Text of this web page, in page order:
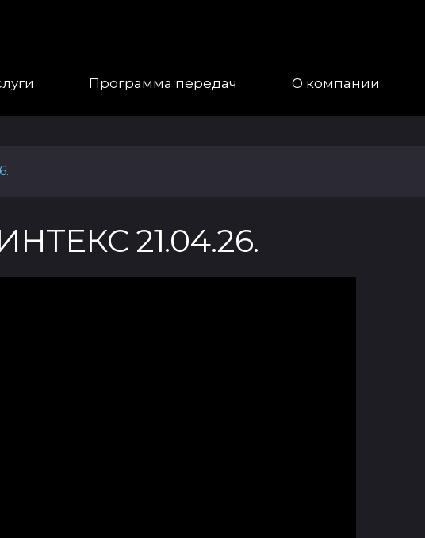
Программа передач О компании
21.04.26.